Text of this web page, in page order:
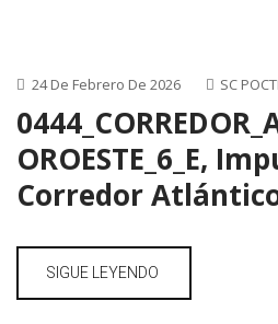
24 De Febrero De 2026 SC
OROESTE_6_E,
Corredor
SIGUE LEYENDO